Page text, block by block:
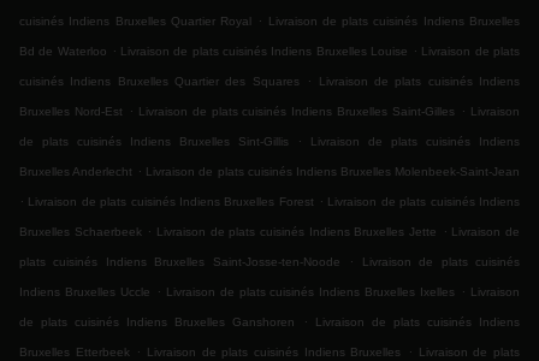
cuisinés Indiens Bruxelles Quartier Royal . Livraison de plats cuisinés Indiens Bruxelles
Bd de Waterloo . Livraison de plats cuisinés Indiens Bruxelles Louise . Livraison de plats
cuisinés Indiens Bruxelles Quartier des Squares . Livraison de plats cuisinés Indiens
Bruxelles Nord-Est . Livraison de plats cuisinés Indiens Bruxelles Saint-Gilles . Livraison
de plats cuisinés Indiens Bruxelles Sint-Gillis . Livraison de plats cuisinés Indiens
Bruxelles Anderlecht . Livraison de plats cuisinés Indiens Bruxelles Molenbeek-Saint-Jean
. Livraison de plats cuisinés Indiens Bruxelles Forest . Livraison de plats cuisinés Indiens
Bruxelles Schaerbeek . Livraison de plats cuisinés Indiens Bruxelles Jette . Livraison de
plats cuisinés Indiens Bruxelles Saint-Josse-ten-Noode . Livraison de plats cuisinés
Indiens Bruxelles Uccle . Livraison de plats cuisinés Indiens Bruxelles Ixelles . Livraison
de plats cuisinés Indiens Bruxelles Ganshoren . Livraison de plats cuisinés Indiens
Bruxelles Etterbeek . Livraison de plats cuisinés Indiens Bruxelles . Livraison de plats